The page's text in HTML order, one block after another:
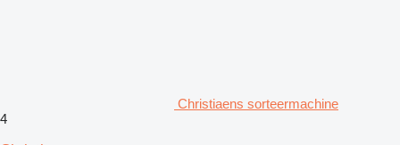
Christiaens sorteermachine
4